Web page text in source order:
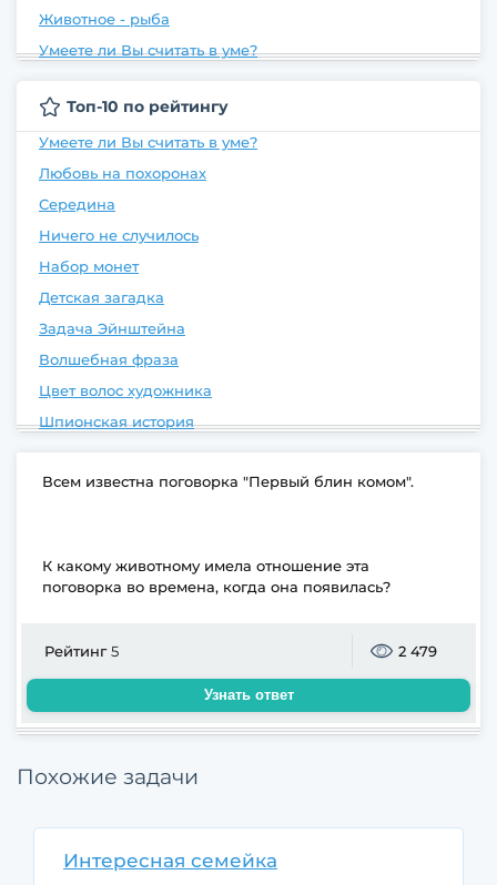
Животное - рыба
Умеете ли Вы считать в уме?
Топ-10 по рейтингу
Умеете ли Вы считать в уме?
Любовь на похоронах
Середина
Ничего не случилось
Набор монет
Детская загадка
Задача Эйнштейна
Волшебная фраза
Цвет волос художника
Шпионская история
Всем известна поговорка "Первый блин комом".
К какому животному имела отношение эта
поговорка во времена, когда она появилась?
Рейтинг5 2 479
Узнать ответ
Похожие задачи
Интересная семейка